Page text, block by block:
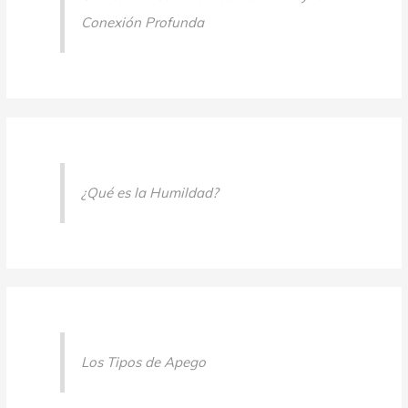
Conexión Profunda
¿Qué es la Humildad?
Los Tipos de Apego